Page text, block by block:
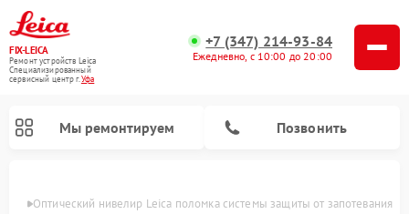
FIX-LEICA
Ремонт устройств Leica
Специализированный
cервисный центр г.Уфа
+7 (347) 214-93-84
Ежедневно, с 10:00 до 20:00
Мы ремонтируем Позвонить
Оптический нивелир Leica поломка системы защиты от запотевания